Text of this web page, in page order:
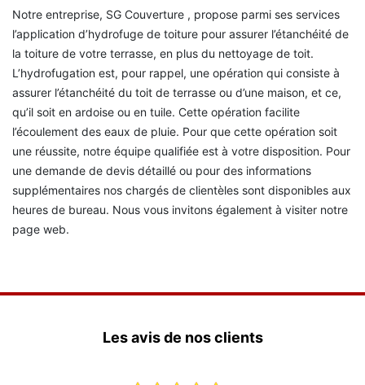
Notre entreprise, SG Couverture , propose parmi ses services
l’application d’hydrofuge de toiture pour assurer l’étanchéité de
la toiture de votre terrasse, en plus du nettoyage de toit.
L’hydrofugation est, pour rappel, une opération qui consiste à
assurer l’étanchéité du toit de terrasse ou d’une maison, et ce,
qu’il soit en ardoise ou en tuile. Cette opération facilite
l’écoulement des eaux de pluie. Pour que cette opération soit
une réussite, notre équipe qualifiée est à votre disposition. Pour
une demande de devis détaillé ou pour des informations
supplémentaires nos chargés de clientèles sont disponibles aux
heures de bureau. Nous vous invitons également à visiter notre
page web.
Les avis de nos clients